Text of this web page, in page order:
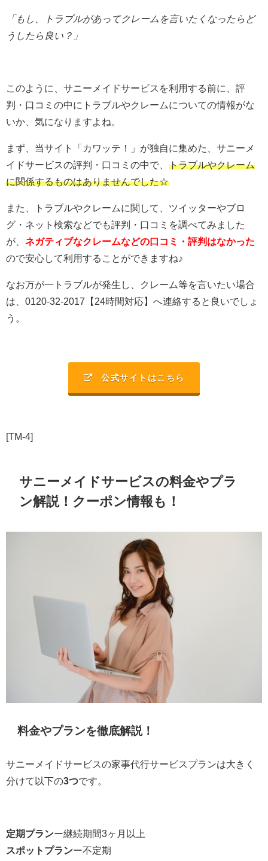
「もし、トラブルがあってクレームを言いたくなったらど
うしたら良い？」
このように、サニーメイドサービスを利用する前に、評
判・口コミの中にトラブルやクレームについての情報がな
いか、気になりますよね。
まず、当サイト「カワッテ！」が独自に集めた、サニーメ
イドサービスの評判・口コミの中で、 トラブルやクレーム
に関係するものはありませんでした☆
また、トラブルやクレームに関して、ツイッターやブロ
グ・ネット検索などでも評判・口コミを調べてみました
が、 ネガティブなクレームなどの口コミ・評判はなかった
ので安心して利用することができますね♪
なお万が一トラブルが発生し、クレーム等を言いたい場合
は、0120-32-2017【24時間対応】へ連絡すると良いでしょ
う。
公式サイトはこちら
[TM-4]
サニーメイドサービスの料金やプラ
ン解説！クーポン情報も！
料金やプランを徹底解説！
サニーメイドサービスの家事代行サービスプランは大きく
分けて以下の3つです。
定期プランー継続期間3ヶ月以上
スポットプランー不定期